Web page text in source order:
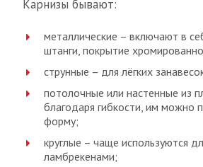
Карнизы бывают:
металлические – включают в
штанги, покрытие
струнные – для лёгких
потолочные или настенные из
благодаря гибкости, им можно
форму;
круглые – чаще используются
ламбрекенами;